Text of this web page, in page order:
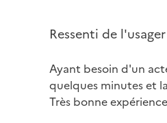
Ressenti de
Ayant besoin d'un
quelques minutes et
Très bonne